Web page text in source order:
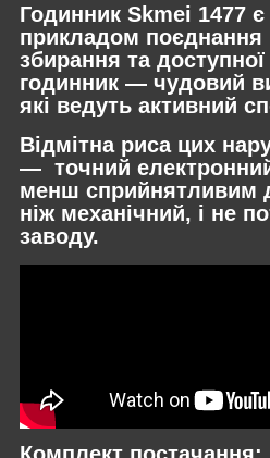
Годинник Skmei 1477
прикладом поєднання
збирання та доступної
годинник — чудовий
які ведуть активний
Відмітна риса цих
— точний
менш сприйнятливим
ніж механічний, і не
заводу.